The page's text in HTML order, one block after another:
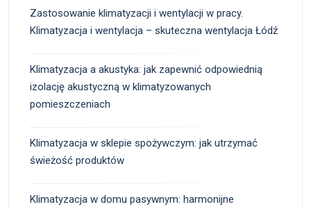
Zastosowanie klimatyzacji i wentylacji w pracy.
Klimatyzacja i wentylacja – skuteczna wentylacja Łódź
Klimatyzacja a akustyka: jak zapewnić odpowiednią
izolację akustyczną w klimatyzowanych
pomieszczeniach
Klimatyzacja w sklepie spożywczym: jak utrzymać
świeżość produktów
Klimatyzacja w domu pasywnym: harmonijne